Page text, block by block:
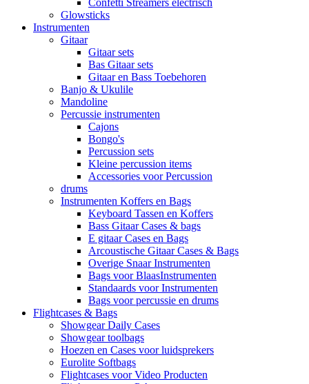
Confetti Streamers electrisch
Glowsticks
Instrumenten
Gitaar
Gitaar sets
Bas Gitaar sets
Gitaar en Bass Toebehoren
Banjo & Ukulile
Mandoline
Percussie instrumenten
Cajons
Bongo's
Percussion sets
Kleine percussion items
Accessories voor Percussion
drums
Instrumenten Koffers en Bags
Keyboard Tassen en Koffers
Bass Gitaar Cases & bags
E gitaar Cases en Bags
Arcoustische Gitaar Cases & Bags
Overige Snaar Instrumenten
Bags voor BlaasInstrumenten
Standaards voor Instrumenten
Bags voor percussie en drums
Flightcases & Bags
Showgear Daily Cases
Showgear toolbags
Hoezen en Cases voor luidsprekers
Eurolite Softbags
Flightcases voor Video Producten